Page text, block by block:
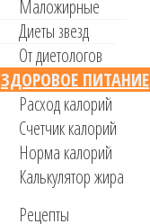
Маложирные
Диеты звезд
От диетологов
ЗДОРОВОЕ ПИТАНИЕ
Расход калорий
Cчетчик калорий
Норма калорий
Калькулятор жира
Рецепты